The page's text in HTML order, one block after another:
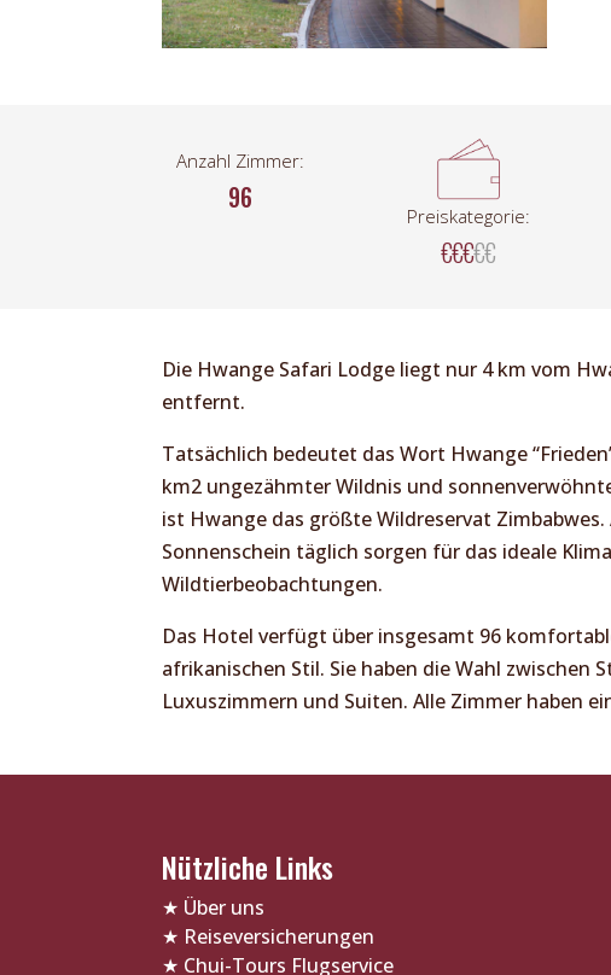
Anzahl Zimmer:
96
Preiskategorie:
€€€€€
Die Hwange Safari Lodge liegt nur 4 km vom
entfernt.
Tatsächlich bedeutet das Wort Hwange
km2 ungezähmter Wildnis und
ist Hwange das größte Wildreservat
Sonnenschein täglich sorgen für das ideale
Wildtierbeobachtungen.
Das Hotel verfügt über insgesamt 96
afrikanischen Stil. Sie haben die Wahl zwischen
Luxuszimmern und Suiten. Alle Zimmer haben
Nützliche Links
★ Über uns
★ Reiseversicherungen
★ Chui-Tours Flugservice